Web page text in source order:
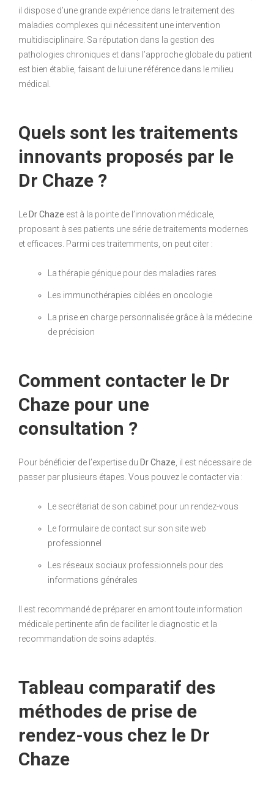
il dispose d’une grande expérience dans le traitement des
maladies complexes qui nécessitent une intervention
multidisciplinaire. Sa réputation dans la gestion des
pathologies chroniques et dans l’approche globale du patient
est bien établie, faisant de lui une référence dans le milieu
médical.
Quels sont les traitements
innovants proposés par le
Dr Chaze ?
LeDr Chaze est à la pointe de l’innovation médicale,
proposant à ses patients une série de traitements modernes
et efficaces. Parmi ces traitemments, on peut citer :
La thérapie génique pour des maladies rares
Les immunothérapies ciblées en oncologie
La prise en charge personnalisée grâce à la médecine
de précision
Comment contacter le Dr
Chaze pour une
consultation ?
Pour bénéficier de l’expertise du Dr Chaze , il est nécessaire de
passer par plusieurs étapes. Vous pouvez le contacter via :
Le secrétariat de son cabinet pour un rendez-vous
Le formulaire de contact sur son site web
professionnel
Les réseaux sociaux professionnels pour des
informations générales
Il est recommandé de préparer en amont toute information
médicale pertinente afin de faciliter le diagnostic et la
recommandation de soins adaptés.
Tableau comparatif des
méthodes de prise de
rendez-vous chez le Dr
Chaze